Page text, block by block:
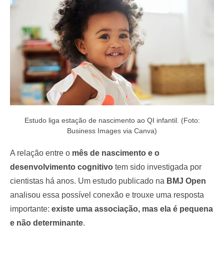
Estudo liga estação de nascimento ao QI infantil. (Foto:
Business Images via Canva)
A relação entre o mês de nascimento e o
desenvolvimento cognitivo tem sido investigada por
cientistas há anos. Um estudo publicado na BMJ Open
analisou essa possível conexão e trouxe uma resposta
importante: existe uma associação, mas ela é pequena
e não determinante.